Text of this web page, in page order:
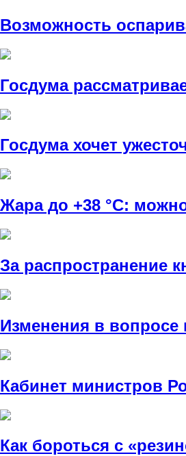
Возможность
Госдума
Госдума хочет
Жара до +38 °C:
За распространение
Изменения в
Кабинет министров
Как бороться с